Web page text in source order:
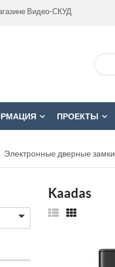
Видео-СКУД
ПРОЕКТЫ
Электронные дверные замки
Kaadas